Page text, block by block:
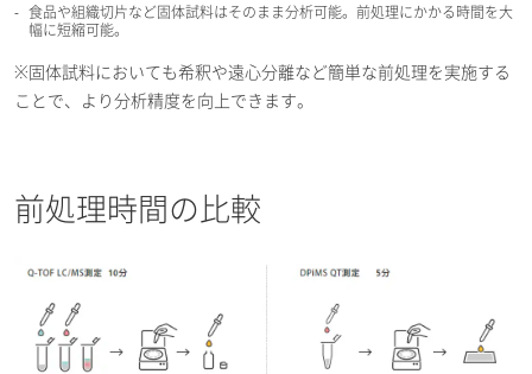
食品や組織切片など固体試料はそのまま分析可能。前処理にかかる時間を大
幅に短縮可能。
※固体試料においても希釈や遠心分離など簡単な前処理を実施する
ことで、より分析精度を向上できます。
前処理時間の比較